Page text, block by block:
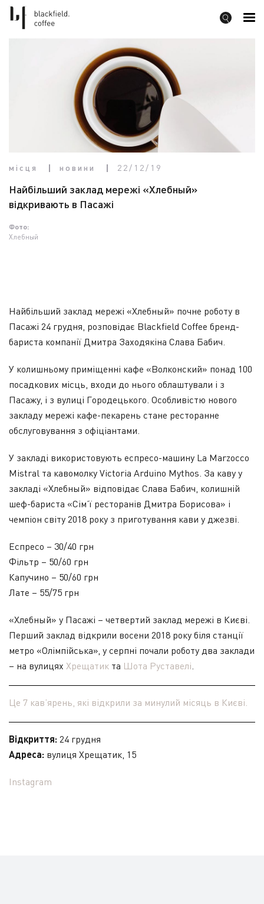
місця новини 22/12/19
Найбільший заклад мережі «Хлебный»
відкривають в Пасажі
Фото:
Хлебный
Найбільший заклад мережі «Хлебный» почне роботу в
Пасажі 24 грудня, розповідає Blackfield Coffee бренд-
бариста компанії Дмитра Заходякіна Слава Бабич.
У колишньому приміщенні кафе «Волконский» понад 100
посадкових місць, входи до нього облаштували і з
Пасажу, і з вулиці Городецького. Особливістю нового
закладу мережі кафе-пекарень стане ресторанне
обслуговування з офіціантами.
У закладі використовують еспресо-машину La Marzocco
Mistral та кавомолку Victoria Arduino Mythos. За каву у
закладі «Хлебный» відповідає Слава Бабич, колишній
шеф-бариста «Сім’ї ресторанів Дмитра Борисова» і
чемпіон світу 2018 року з приготування кави у джезві.
Еспресо – 30/40 грн
Фільтр – 50/60 грн
Капучино – 50/60 грн
Лате – 55/75 грн
«Хлебный» у Пасажі – четвертий заклад мережі в Києві.
Перший заклад відкрили восени 2018 року біля станції
метро «Олімпійська», у серпні почали роботу два заклади
– на вулицях Хрещатик та Шота Руставелі.
Це 7 кав’ярень, які відкрили за минулий місяць в Києві.
Відкриття: 24 грудня
Адреса: вулиця Хрещатик, 15
Instagram